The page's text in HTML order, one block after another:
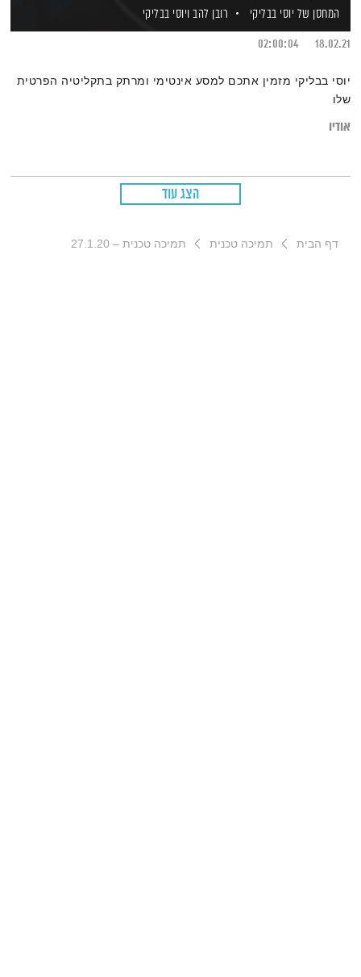
המחסן של יוסי בבליקי
רובן להב ויוסי בבליקי
18.02.21
02:00:04
יוסי בבליקי מזמין אתכם למסע אינטימי ומרתק בתקליטיה הפרטית
שלו
אודיו
הצג עוד
דף הבית תמיכה טכנית תמיכה טכנית – 27.1.20